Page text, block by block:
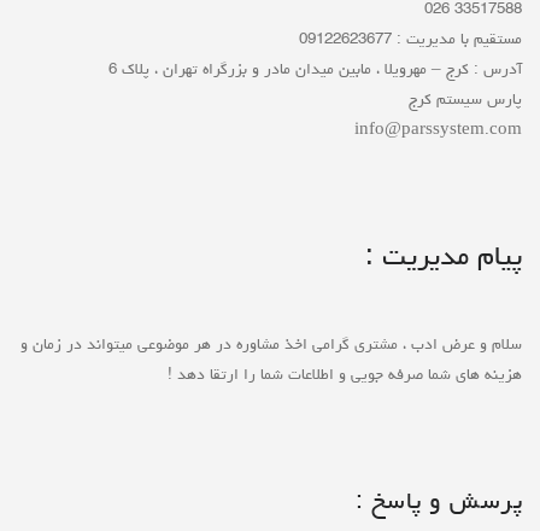
33517588 026
مستقیم با مدیریت : 09122623677
آدرس : کرج – مهرویلا ، مابین میدان مادر و بزرگراه تهران ، پلاک 6
پارس سیستم کرج
info@parssystem.com
پیام مدیریت :
سلام و عرض ادب ، مشتری گرامی اخذ مشاوره در هر موضوعی میتواند در زمان و
هزینه های شما صرفه جویی و اطلاعات شما را ارتقا دهد !
پرسش و پاسخ :